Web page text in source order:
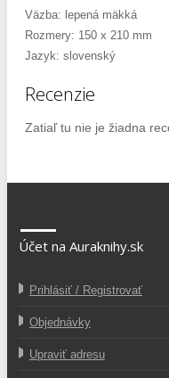
Väzba: lepená mäkká
Rozmery: 150 x 210 mm
Jazyk: slovenský
Recenzie
Zatiaľ tu nie je žiadna
Účet na Auraknihy.sk
Prihlásiť / Registrovať
Objednávky
Upraviť adresu